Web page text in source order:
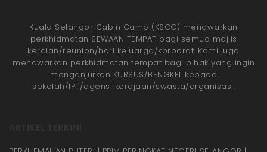
Kuala Selangor Cabin Camp (KSCC) menawarkan
perkhidmatan SEWAAN TEMPAT bagi semua majlis
keraian/reunion/hari keluarga/korporat. Kami juga
menawarkan perkhidmatan tempat bagi pihak yang ingin
menganjurkan KURSUS/BENGKEL kepada
sekolah/IPT/agensi kerajaan/swasta/organisasi.